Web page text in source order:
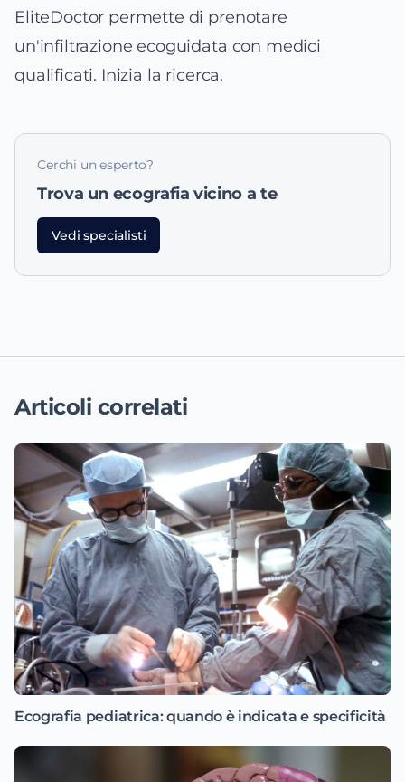
EliteDoctor permette di prenotare
un'infiltrazione ecoguidata con medici
qualificati. Inizia la ricerca.
Cerchi un esperto?
Trova un ecografia vicino a te
Vedi specialisti
Articoli correlati
Ecografia pediatrica: quando è indicata e specificità